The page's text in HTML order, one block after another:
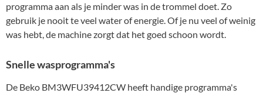
programma aan als je minder was in de trommel doet. Zo
gebruik je nooit te veel water of energie. Of je nu veel of weinig
was hebt, de machine zorgt dat het goed schoon wordt.
Snelle wasprogramma's
De Beko BM3WFU39412CW heeft handige programma's